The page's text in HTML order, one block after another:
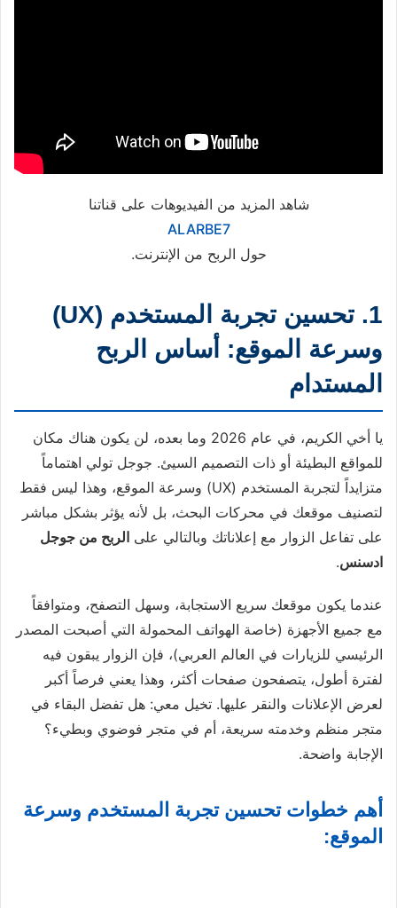
شاهد المزيد من الفيديوهات على قناتنا
ALARBE7
حول الربح من الإنترنت.
1. تحسين تجربة المستخدم (UX)
وسرعة الموقع: أساس الربح
المستدام
يا أخي الكريم، في عام 2026 وما بعده، لن يكون هناك مكان
للمواقع البطيئة أو ذات التصميم السيئ. جوجل تولي اهتماماً
متزايداً لتجربة المستخدم (UX) وسرعة الموقع، وهذا ليس فقط
لتصنيف موقعك في محركات البحث، بل لأنه يؤثر بشكل مباشر
على تفاعل الزوار مع إعلاناتك وبالتالي على الربح من جوجل
ادسنس.
عندما يكون موقعك سريع الاستجابة، وسهل التصفح، ومتوافقاً
مع جميع الأجهزة (خاصة الهواتف المحمولة التي أصبحت المصدر
الرئيسي للزيارات في العالم العربي)، فإن الزوار يبقون فيه
لفترة أطول، يتصفحون صفحات أكثر، وهذا يعني فرصاً أكبر
لعرض الإعلانات والنقر عليها. تخيل معي: هل تفضل البقاء في
متجر منظم وخدمته سريعة، أم في متجر فوضوي وبطيء؟
الإجابة واضحة.
أهم خطوات تحسين تجربة المستخدم وسرعة
الموقع: